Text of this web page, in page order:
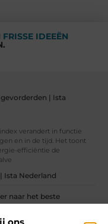
ons
FRISSE IDEEËN
| Ista
verandert in functie
en in de tijd. Het toont
efficiëntie de
Ista Nederland
naar het beste